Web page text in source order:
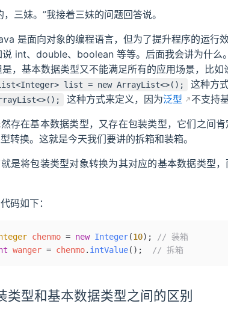
，三妹。”我接着三妹的问题回答说。
是面向对象的编程语言，但为了提升程序的运行
说 int、double、boolean 等等。后面我会讲为什么。
是，基本数据类型又不能满足所有的应用场景，比
list = new ArrayList<>(); 这种方
这种方式来定义，因为泛型 不支持
存在基本数据类型，又存在包装类型，它们之间
转换。这就是今天我们要讲的拆箱和装箱。
是将包装类型对象转换为其对应的基本数据类型
码如下：
chenmo = new Integer(10) ;
// 装箱
wanger = chenmo. intValue();
  // 拆箱
类型和基本数据类型之间的区别